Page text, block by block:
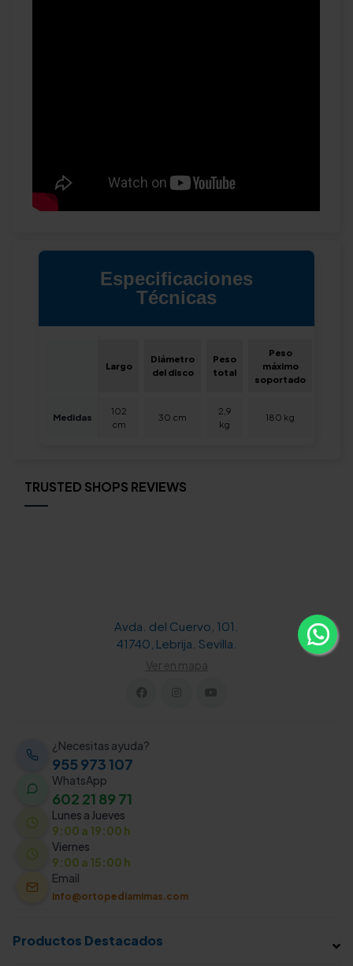
Especificaciones
Técnicas
Largo
Diámetro
del disco
Peso
total
Peso
máximo
soportado
Medidas
102
cm
30 cm
2,9
kg
180 kg
TRUSTED SHOPS REVIEWS
Avda. del Cuervo, 101.
41740, Lebrija. Sevilla.
Ver en mapa
¿Necesitas ayuda?
955 973 107
WhatsApp
602 21 89 71
Lunes a Jueves
9:00 a 19:00 h
Viernes
9:00 a 15:00 h
Email
info@ortopediamimas.com
Productos Destacados